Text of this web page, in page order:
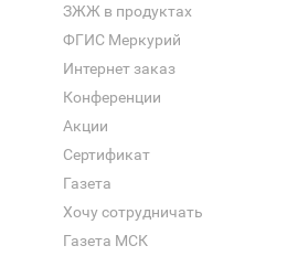
ЗЖЖ в продуктах
ФГИС Меркурий
Интернет заказ
Конференции
Акции
Сертификат
Газета
Хочу сотрудничать
Газета МСК